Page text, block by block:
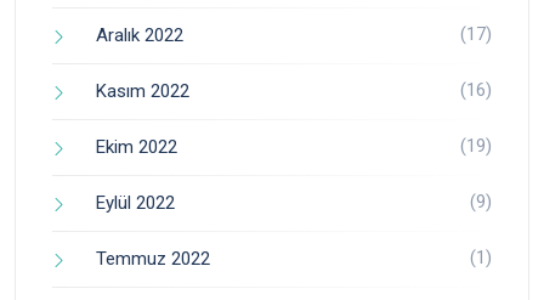
Aralık 2022 (17)
Kasım 2022 (16)
Ekim 2022 (19)
Eylül 2022 (9)
Temmuz 2022 (1)